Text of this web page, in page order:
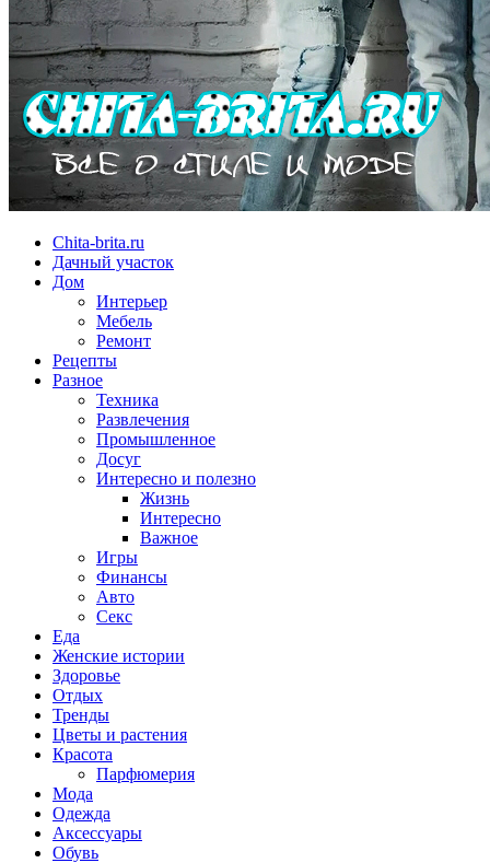
Chita-brita.ru
Дачный участок
Дом
Интерьер
Мебель
Ремонт
Рецепты
Разное
Техника
Развлечения
Промышленное
Досуг
Интересно и полезно
Жизнь
Интересно
Важное
Игры
Финансы
Авто
Секс
Еда
Женские истории
Здоровье
Отдых
Тренды
Цветы и растения
Красота
Парфюмерия
Мода
Одежда
Аксессуары
Обувь